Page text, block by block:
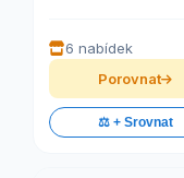
6 nabídek
Porovnat
⚖️ + Srovnat